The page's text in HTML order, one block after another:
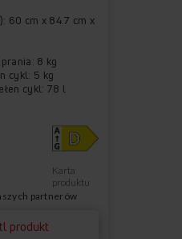
produkt
60 cm x 84.7 cm x
8 kg
cykl: 5 kg
cykl: 78 l
Karta
produktu
partnerów